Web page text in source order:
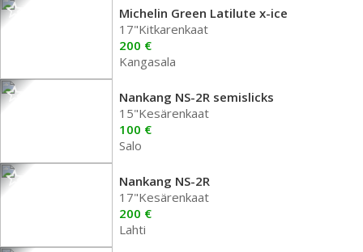
Michelin Green Latilute x-ice
17"Kitkarenkaat
200 €
Kangasala
Nankang NS-2R semislicks
15"Kesärenkaat
100 €
Salo
Nankang NS-2R
17"Kesärenkaat
200 €
Lahti